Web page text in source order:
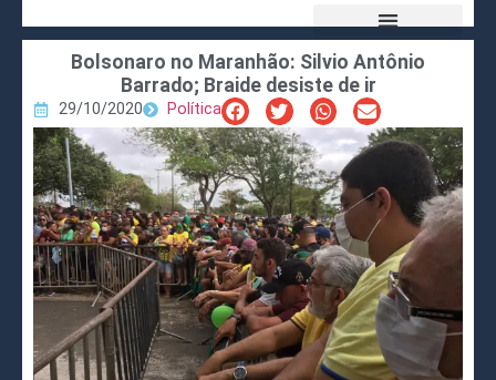
Bolsonaro no Maranhão: Silvio Antônio
Barrado; Braide desiste de ir
29/10/2020 Política